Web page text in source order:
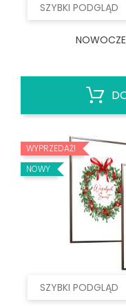
SZYBKI PODGLĄD
SZYBKI PODGLĄD
WYPRZEDAŻ!
NOWY